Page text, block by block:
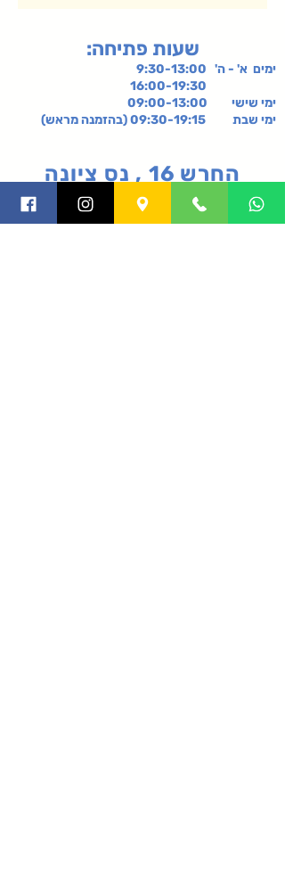
:שעות פתיחה
ימים א' - ה' 9:30-13:00
ימי שישי 09:00-13:00
ימי שבת 09:30-19:15 (בהזמנה מראש)
החרש 16 , נס ציונה
קניון רננים, קומה 2-,
רעננה